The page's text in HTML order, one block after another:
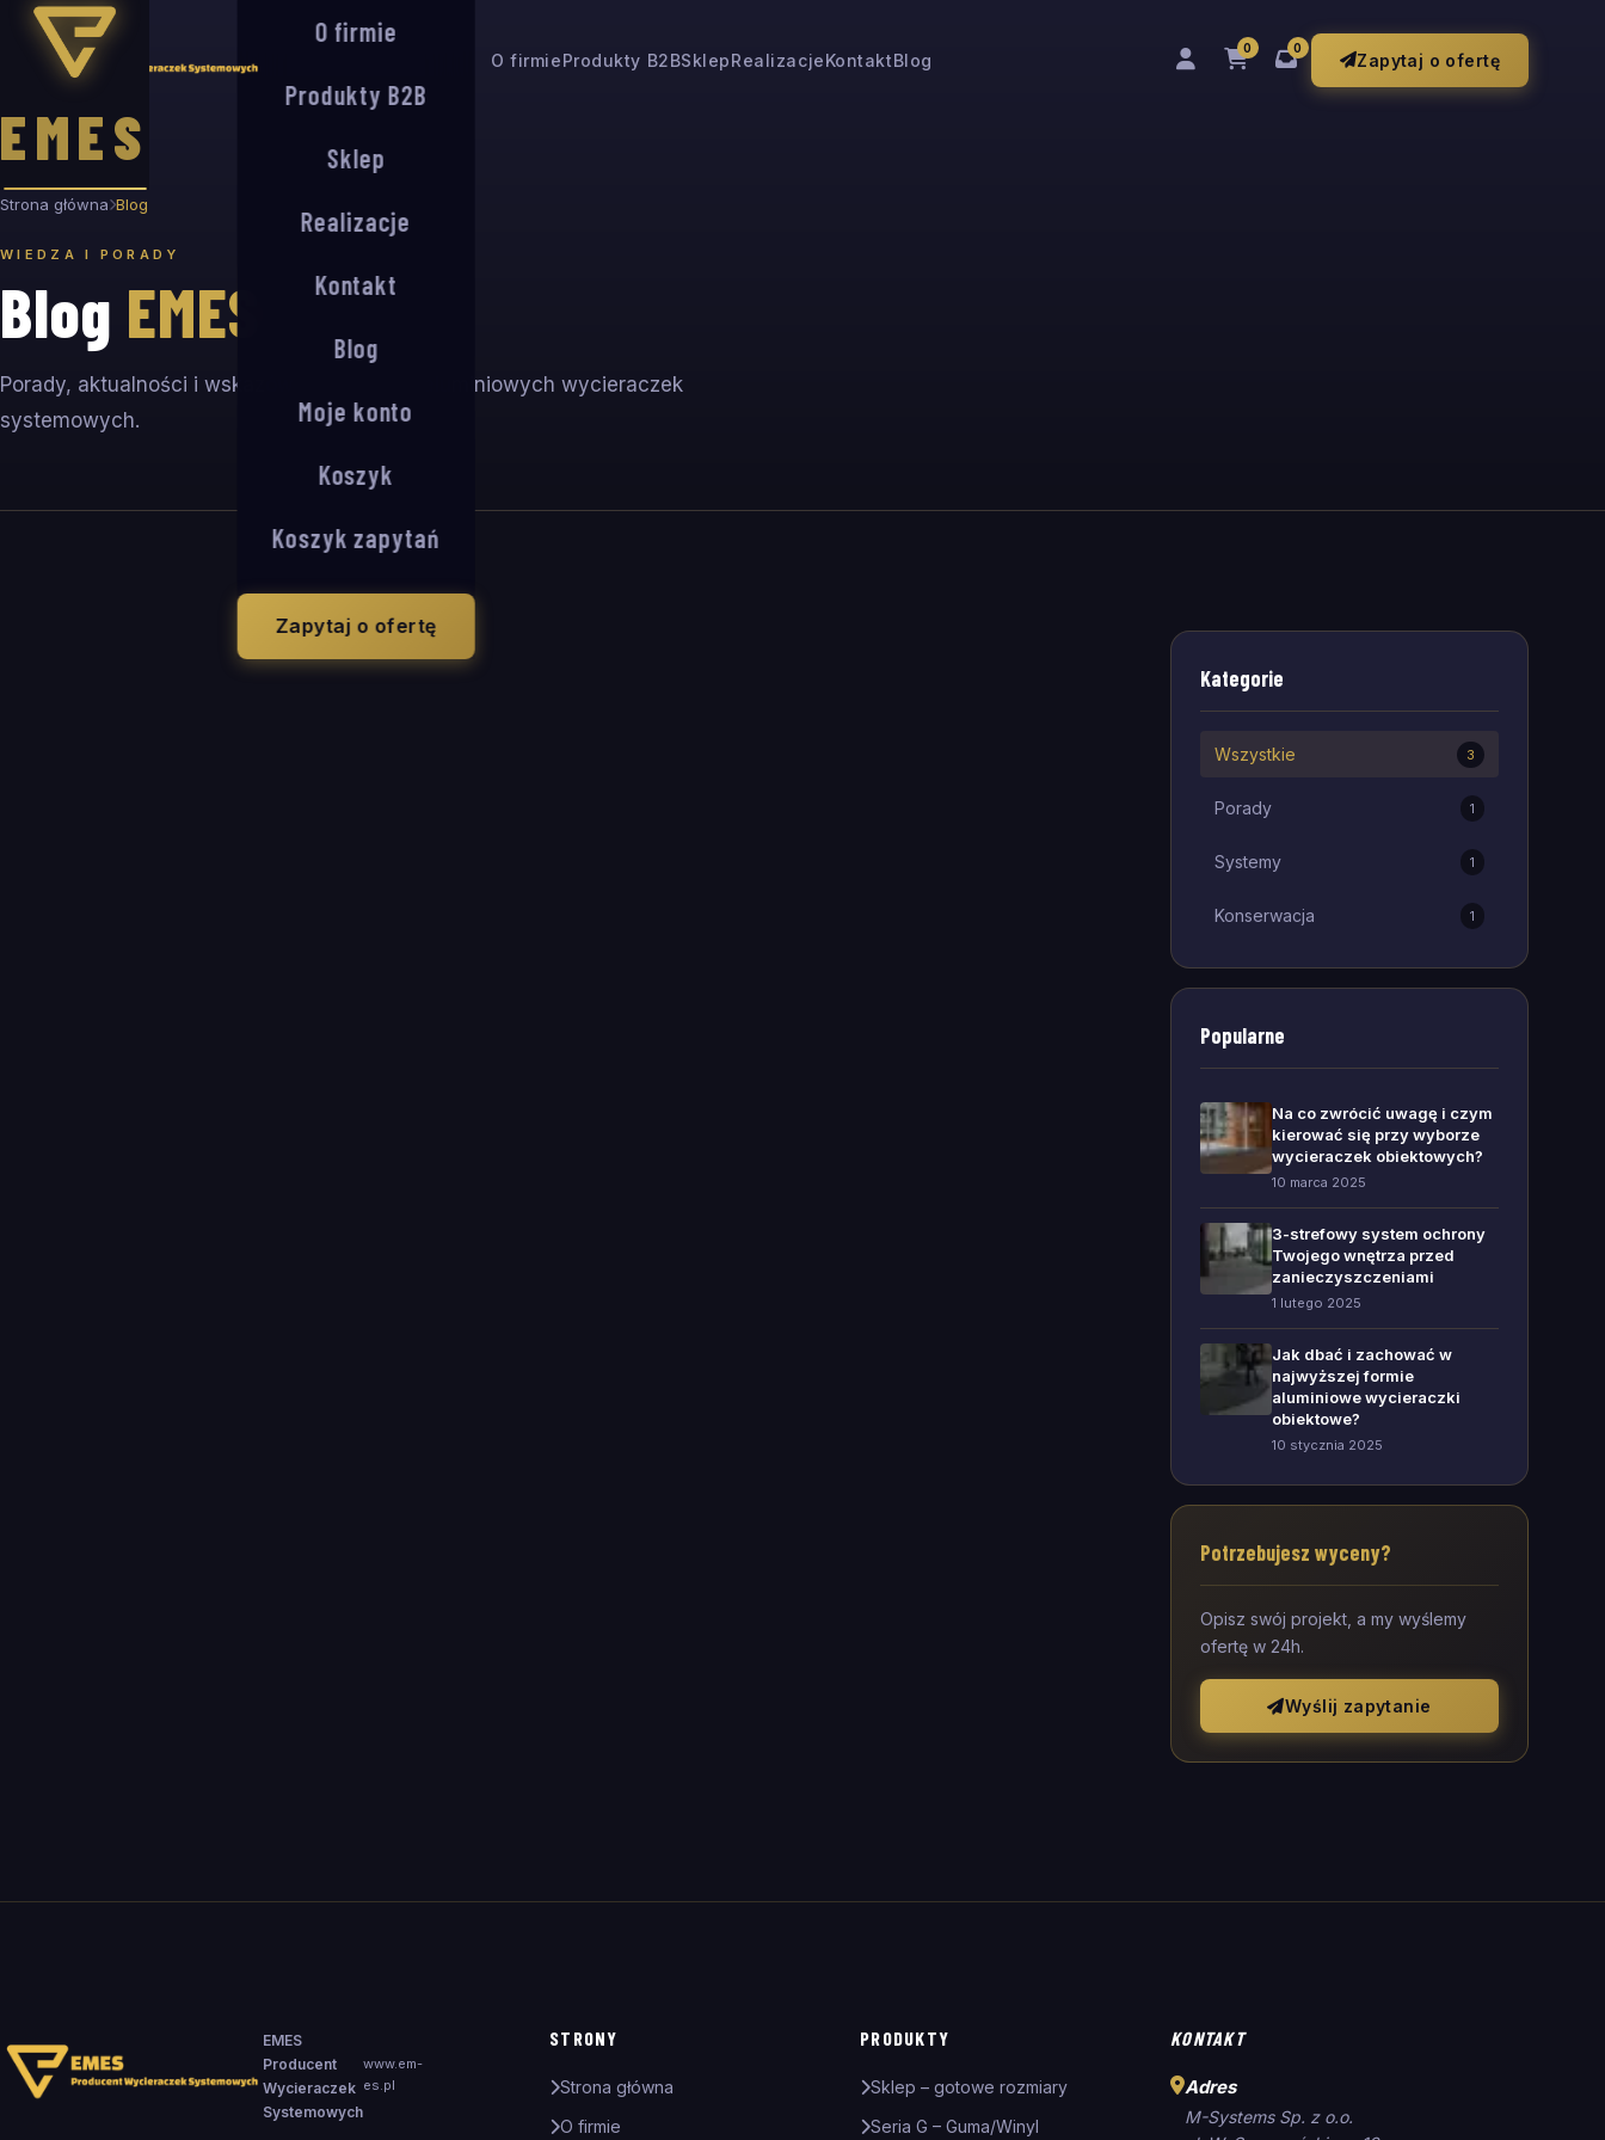
EMES
O firmieProdukty B2BSklepRealizacjeKontaktBlog
0 0
Zapytaj o ofertę
O firmie
Produkty B2B
Sklep
Realizacje
Kontakt
Blog
Moje konto
Koszyk
Koszyk zapytań
Zapytaj o ofertę
Strona główna Blog
WIEDZA I PORADY
Blog EMES
Porady, aktualności i wskazówki dotyczące aluminiowych wycieraczek
systemowych.
Kategorie
Wszystkie 3
Porady 1
Systemy 1
Konserwacja 1
Popularne
Na co zwrócić uwagę i czym
kierować się przy wyborze
wycieraczek obiektowych?
10 marca 2025
3-strefowy system ochrony
Twojego wnętrza przed
zanieczyszczeniami
1 lutego 2025
Jak dbać i zachować w
najwyższej formie
aluminiowe wycieraczki
obiektowe?
10 stycznia 2025
Potrzebujesz wyceny?
Opisz swój projekt, a my wyślemy
ofertę w 24h.
Wyślij zapytanie
EMES
Producent
Wycieraczek
Systemowych
www.em-
es.pl
STRONY
Strona główna
O firmie
PRODUKTY
Sklep – gotowe rozmiary
Seria G – Guma/Winyl
KONTAKT
Adres
M-Systems Sp. z o.o.